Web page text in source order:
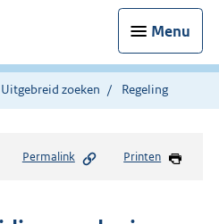
Menu
Uitgebreid zoeken Regeling
Permalink Printen